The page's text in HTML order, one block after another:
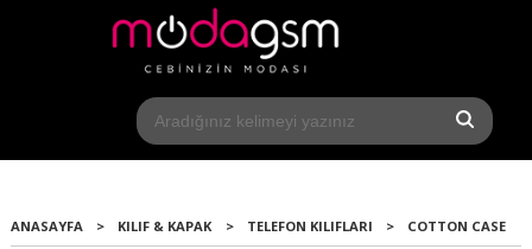
ANASAYFA > KILIF & KAPAK > TELEFON KILIFLARI > COTTON CASE